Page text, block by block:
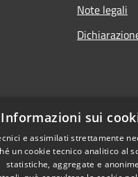
Note legali
Informazioni sui
e assimilati strettamente
un cookie tecnico analitico al
statistiche, aggregate e